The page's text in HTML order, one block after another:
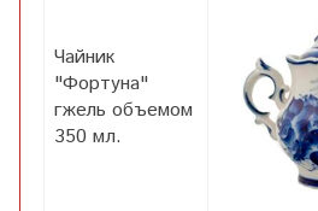
Чайник
"Фортуна"
гжель объемом
350 мл.